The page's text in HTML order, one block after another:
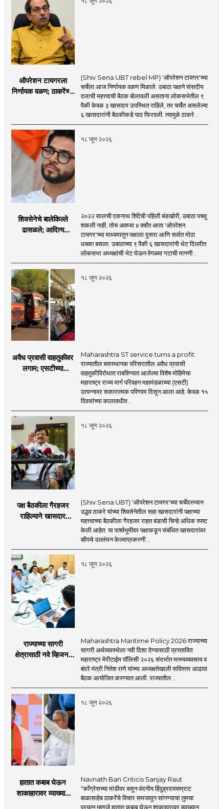
ऑपरेशन टायगरला
निर्णायक वळण; ठाकरेंच्या
विलीन होण्याचा प्रस्ताव?
(Shiv Sena UBT rebel MP) 'ऑपरेशन टायगर'च्या
चर्चेला आज निर्णायक वळण मिळाले. उबाठा पक्षाने संसदीय
दलाची महत्त्वाची बैठक बोलावली असताना लोकसभेतील ९
पैकी केवळ ३ खासदार उपस्थित राहिले, तर चर्चेत असलेल्या
६ खासदारांनी बैठकीकडे पाठ फिरवली. त्यामुळे ठाकरे ..
१८ जून २०२६
शिवसेनेचे बालेकिल्ले
ढासळले; आदित्य
नेमका कुठे चुकला?
२०२२ सालची एकनाथ शिंदेंची पहिली बंडखोरी, उबाठा पचवू
शकली नाही, तोच अवघ्या ४ वर्षांत आता 'ऑपरेशन
टायगर'च्या माध्यमातून पक्षाला दुसरा आणि सर्वात मोठा
धक्का बसला. उबाठाच्या ९ पैकी ६ खासदारांनी थेट दिल्लीत
लोकसभा अध्यक्षांची भेट घेऊन वेगळ्या गटाची मागणी ..
१८ जून २०२६
अवैध प्रवासी वाहतुकीवर
लगाम; एसटीच्या
Maharashtra ST service turns a profit
राज्यातील बसस्थानक परिसरातील अवैध प्रवासी
वाहतुकीविरोधात राबविण्यात आलेल्या विशेष मोहिमेचा
महाराष्ट्र राज्य मार्ग परिवहन महामंडळाच्या (एसटी)
उत्पन्नावर सकारात्मक परिणाम दिसून आला आहे. केवळ १५
दिवसांच्या कालावधीत ..
१८ जून २०२६
पक्ष बैठकीला गैरहजर
राहिल्याने खासदार
काय सांगतो?
(Shiv Sena UBT) 'ऑपरेशन टायगर'च्या चर्चेदरम्यान
उद्धव ठाकरे यांच्या शिवसेनेतील सहा खासदारांनी पक्षाच्या
महत्त्वाच्या बैठकीला गैरहजर राहत बंडाची चिन्हे अधिक स्पष्ट
केली आहेत. या पार्श्वभूमीवर पक्षाकडून संबंधित खासदारांवर
व्हीपचे उल्लंघन केल्याप्रकरणी ..
१८ जून २०२६
राज्याच्या सागरी
क्षेत्रासाठी नवे व्हिजन;
प्रस्ताव
Maharashtra Maritime Policy 2026 राज्याच्या
सागरी अर्थव्यवस्थेला नवी दिशा देण्यासाठी प्रस्तावित
महाराष्ट्र मेरीटाईम पॉलिसी २०२६ संदर्भात मत्स्यव्यवसाय व
बंदरे मंत्री नितेश राणे यांच्या अध्यक्षतेखाली सविस्तर आढावा
बैठक आयोजित करण्यात आली. राज्यातील ..
१८ जून २०२६
हातात कबाब घेऊन
शाकाहारावर व्याख्यान
Navnath Ban Criticis Sanjay Raut
"काँग्रेसच्या मांडीवर बसून वंदनीय हिंदुह्रदयसम्राट
बाळासाहेब ठाकरेंचे विचार समजावून सांगण्याचा तुमचा
प्रयत्न म्हणजे हातात कबाब घेऊन शाकाहारावर व्याख्यान